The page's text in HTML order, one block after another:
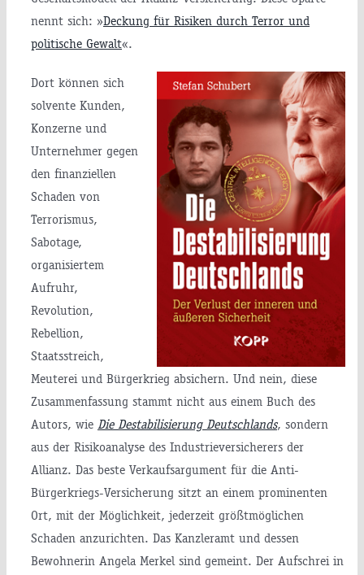
nennt sich: »Deckung für Risiken durch Terror und
politische Gewalt«.
Dort können sich
solvente Kunden,
Konzerne und
Unternehmer gegen
den finanziellen
Schaden von
Terrorismus,
Sabotage,
organisiertem
Aufruhr,
Revolution,
Rebellion,
Staatsstreich,
Meuterei und Bürgerkrieg absichern. Und nein, diese
Zusammenfassung stammt nicht aus einem Buch des
Autors, wie Die Destabilisierung Deutschlands, sondern
aus der Risikoanalyse des Industrieversicherers der
Allianz. Das beste Verkaufsargument für die Anti-
Bürgerkriegs-Versicherung sitzt an einem prominenten
Ort, mit der Möglichkeit, jederzeit größtmöglichen
Schaden anzurichten. Das Kanzleramt und dessen
Bewohnerin Angela Merkel sind gemeint. Der Aufschrei in